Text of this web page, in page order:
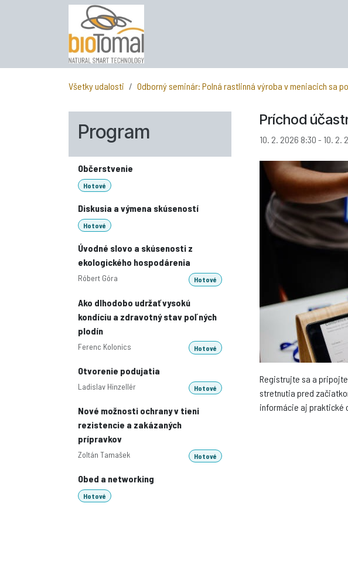
Všetky udalosti Odborný seminár: Polná rastlinná výroba v meniacich sa
Program
Občerstvenie
Hotové
Diskusia a výmena skúseností
Hotové
Úvodné slovo a skúsenosti z
ekologického hospodárenia
Róbert Góra Hotové
Ako dlhodobo udržať vysokú
kondíciu a zdravotný stav poľných
plodín
Ferenc Kolonics Hotové
Otvorenie podujatia
Ladislav Hinzellér Hotové
Nové možnosti ochrany v tieni
rezistencie a zakázaných
prípravkov
Zoltán Tamašek Hotové
Obed a networking
Hotové
Príchod
10. 2. 2026 8:30 - 10. 2.
Registrujte sa a
stretnutia pred
informácie aj praktické